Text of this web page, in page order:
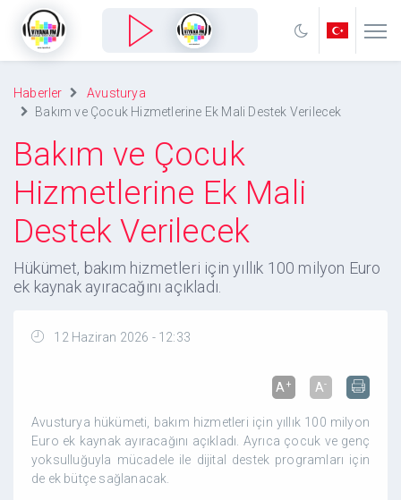
Haberler
Avusturya
Bakım ve Çocuk Hizmetlerine Ek Mali Destek Verilecek
Bakım ve Çocuk
Hizmetlerine Ek Mali
Destek Verilecek
Hükümet, bakım hizmetleri için yıllık 100 milyon Euro
ek kaynak ayıracağını açıkladı.
12 Haziran 2026 - 12:33
A+ A-
Avusturya hükümeti, bakım hizmetleri için yıllık 100 milyon
Euro ek kaynak ayıracağını açıkladı. Ayrıca çocuk ve genç
yoksulluğuyla mücadele ile dijital destek programları için
de ek bütçe sağlanacak.